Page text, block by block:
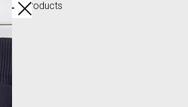
More products